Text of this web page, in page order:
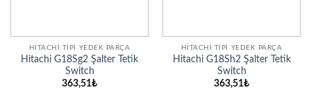
HITACHI TIPI YEDEK PARÇA
Hitachi G18Sg2 Şalter Tetik
Switch
363,51₺
HITACHI TIPI YEDEK PARÇA
Hitachi G18Sh2 Şalter Tetik
Switch
363,51₺